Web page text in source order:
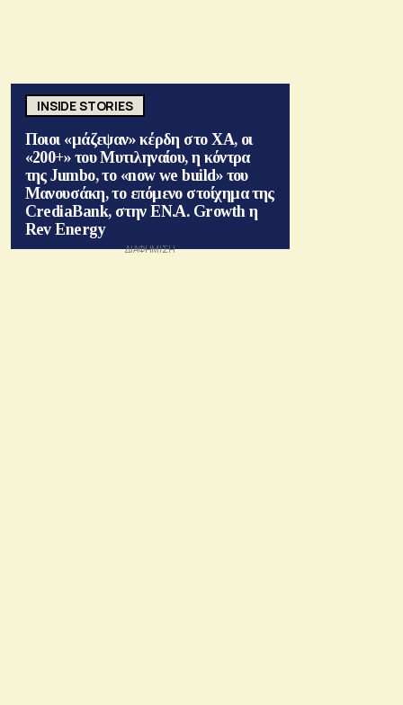
INSIDE STORIES
Ποιοι «μάζεψαν» κέρδη στο ΧΑ, οι
«200+» του Μυτιληναίου, η κόντρα
της Jumbo, το «now we build» του
Μανουσάκη, το επόμενο στοίχημα της
CrediaBank, στην ΕΝ.Α. Growth η
Rev Energy